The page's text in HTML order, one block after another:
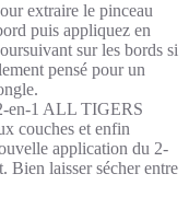
extraire le pinceau
puis appliquez en
sur les bords si
pensé pour un
en-1 ALL TIGERS
couches et enfin
application du 2-
laisser sécher entre